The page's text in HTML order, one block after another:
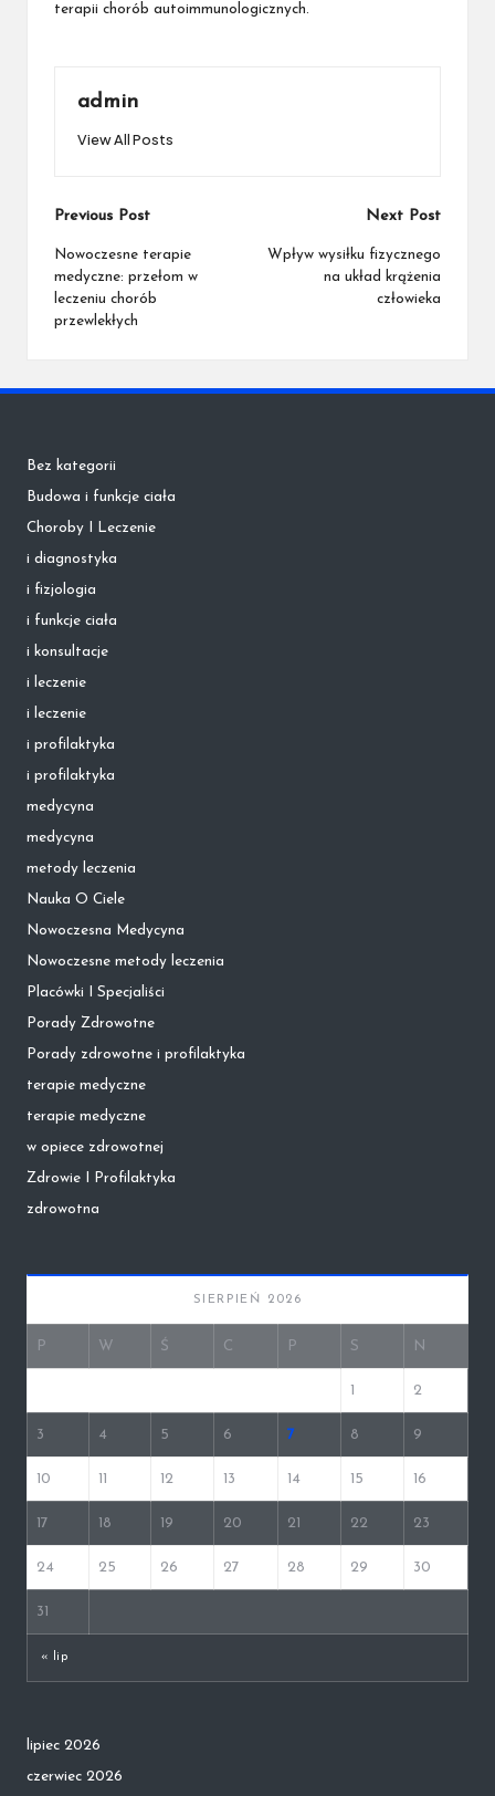
terapii chorób autoimmunologicznych.
admin
View All Posts
Post
navigation
Previous Post
Nowoczesne terapie
medyczne: przełom w
leczeniu chorób
przewlekłych
Next Post
Wpływ wysiłku fizycznego
na układ krążenia
człowieka
Bez kategorii
Budowa i funkcje ciała
Choroby I Leczenie
i diagnostyka
i fizjologia
i funkcje ciała
i konsultacje
i leczenie
i leczenie
i profilaktyka
i profilaktyka
medycyna
medycyna
metody leczenia
Nauka O Ciele
Nowoczesna Medycyna
Nowoczesne metody leczenia
Placówki I Specjaliści
Porady Zdrowotne
Porady zdrowotne i profilaktyka
terapie medyczne
terapie medyczne
w opiece zdrowotnej
Zdrowie I Profilaktyka
zdrowotna
SIERPIEŃ 2026
P W Ś C P S N
1 2
3 4 5 6 7 8 9
10 11 12 13 14 15 16
17 18 19 20 21 22 23
24 25 26 27 28 29 30
31
« lip
lipiec 2026
czerwiec 2026